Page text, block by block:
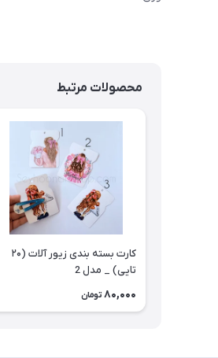
محصولات مرتبط
کارت بسته بندی زیور آلات (۲۰
تایی) _ مدل 2
80,000 تومان